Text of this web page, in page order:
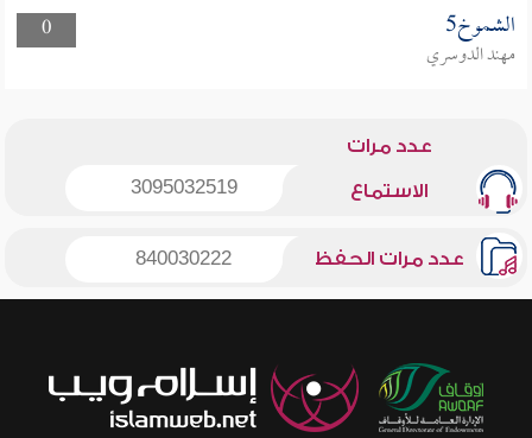
0
الشموخ5
مهند الدوسري
عدد مرات
الاستماع 3095032519
عدد مرات الحفظ 840030222